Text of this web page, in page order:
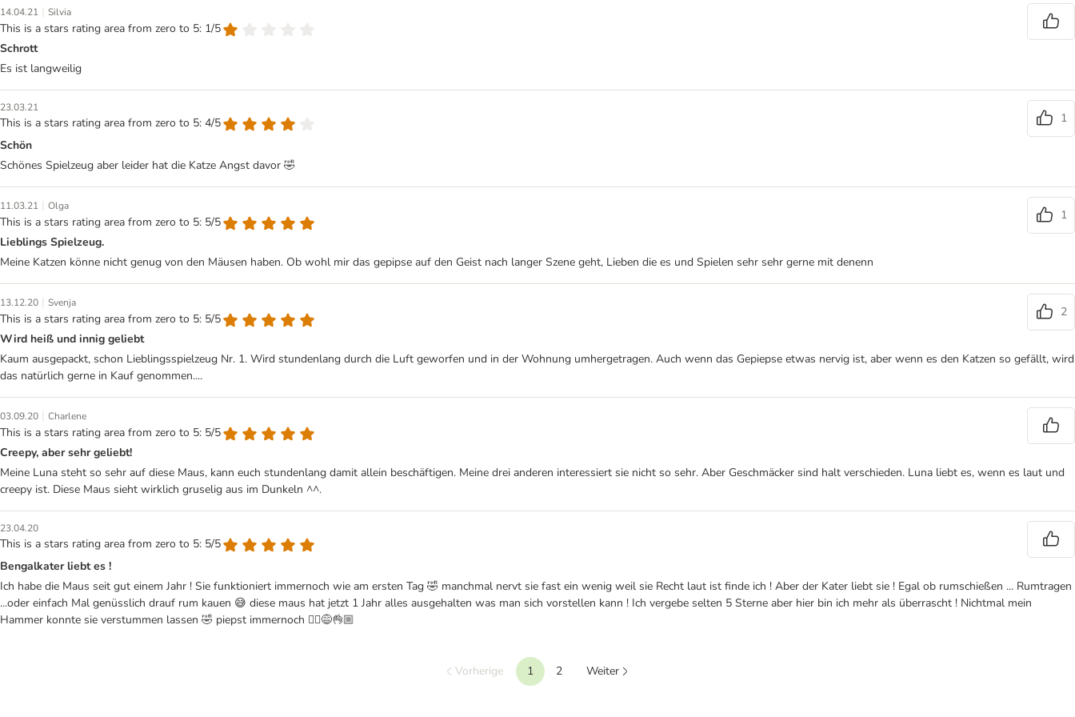
14.04.21 | Silvia
This is a stars rating area from zero to 5: 1/5
Schrott
Es ist langweilig
23.03.21
This is a stars rating area from zero to 5: 4/5
1
Schön
Schönes Spielzeug aber leider hat die Katze Angst davor 🤣
11.03.21 | Olga
This is a stars rating area from zero to 5: 5/5
1
Lieblings Spielzeug.
Meine Katzen könne nicht genug von den Mäusen haben. Ob wohl mir das gepipse auf den Geist nach langer Szene geht, Lieben die es und Spielen sehr sehr gerne mit denenn
13.12.20 | Svenja
This is a stars rating area from zero to 5: 5/5
2
Wird heiß und innig geliebt
Kaum ausgepackt, schon Lieblingsspielzeug Nr. 1. Wird stundenlang durch die Luft geworfen und in der Wohnung umhergetragen. Auch wenn das Gepiepse etwas nervig ist, aber wenn es den Katzen so gefällt, wird
das natürlich gerne in Kauf genommen....
03.09.20 | Charlene
This is a stars rating area from zero to 5: 5/5
Creepy, aber sehr geliebt!
Meine Luna steht so sehr auf diese Maus, kann euch stundenlang damit allein beschäftigen. Meine drei anderen interessiert sie nicht so sehr. Aber Geschmäcker sind halt verschieden. Luna liebt es, wenn es laut und
creepy ist. Diese Maus sieht wirklich gruselig aus im Dunkeln ^^.
23.04.20
This is a stars rating area from zero to 5: 5/5
Bengalkater liebt es !
Ich habe die Maus seit gut einem Jahr ! Sie funktioniert immernoch wie am ersten Tag 🤣 manchmal nervt sie fast ein wenig weil sie Recht laut ist finde ich ! Aber der Kater liebt sie ! Egal ob rumschießen ... Rumtragen
...oder einfach Mal genüsslich drauf rum kauen 😅 diese maus hat jetzt 1 Jahr alles ausgehalten was man sich vorstellen kann ! Ich vergebe selten 5 Sterne aber hier bin ich mehr als überrascht ! Nichtmal mein
Hammer konnte sie verstummen lassen 🤣 piepst immernoch 🤷‍♂️😅👌🏼
Vorherige 1 2 Weiter